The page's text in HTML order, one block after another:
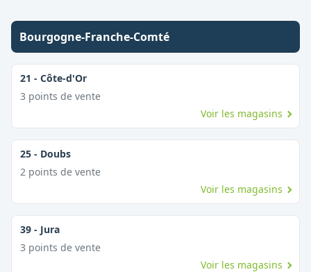
Bourgogne-Franche-Comté
21 - Côte-d'Or
3 points de vente
Voir les magasins
25 - Doubs
2 points de vente
Voir les magasins
39 - Jura
3 points de vente
Voir les magasins